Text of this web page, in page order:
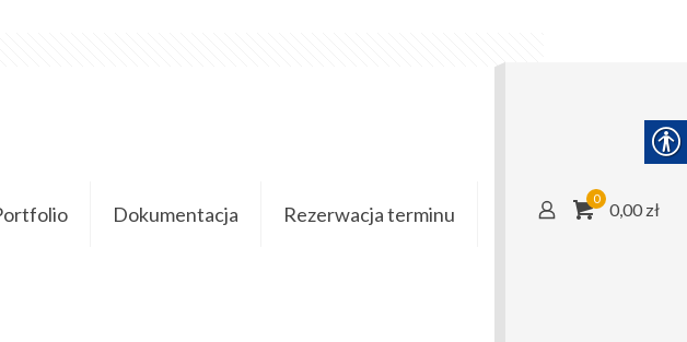
Dokumentacja Rezerwacja terminu
0
0,00 zł